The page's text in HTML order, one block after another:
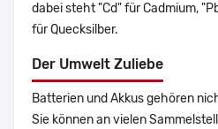
dabei steht "Cd" für Cadmium,
für Quecksilber.
Der Umwelt Zuliebe
Batterien und Akkus gehören
Sie können an vielen